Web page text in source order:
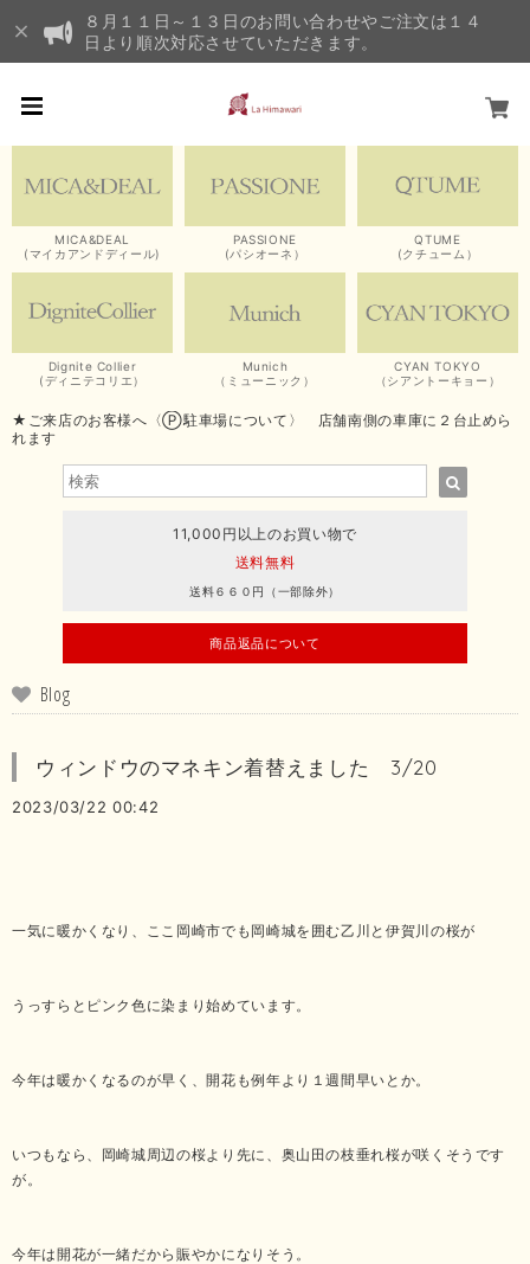
８月１１日～１３日のお問い合わせやご注文は１４
日より順次対応させていただきます。
MICA&DEAL
(マイカアンドディール)
PASSIONE
(パシオーネ）
QTUME
(クチューム）
Dignite Collier
(ディニテコリエ）
Munich
（ミューニック）
CYAN TOKYO
（シアントーキョー）
★ご来店のお客様へ〈Ⓟ駐車場について〉 店舗南側の車庫に２台止めら
れます
11,000円以上のお買い物で
送料無料
送料６６０円（一部除外）
商品返品について
Blog
ウィンドウのマネキン着替えました 3/20
2023/03/22 00:42
一気に暖かくなり、ここ岡崎市でも岡崎城を囲む乙川と伊賀川の桜が
うっすらとピンク色に染まり始めています。
今年は暖かくなるのが早く、開花も例年より１週間早いとか。
いつもなら、岡崎城周辺の桜より先に、奥山田の枝垂れ桜が咲くそうです
が。
今年は開花が一緒だから賑やかになりそう。